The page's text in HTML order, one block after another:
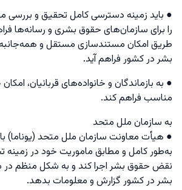
● باید زمینه دسترسی کامل تحقیق و
را برای سازمان‌های حقوق بشری و رسانه‌ها
طریق امکان مستندسازی مستقل و
بشر در کشور فراهم آید.
● به بازماندگان و خانواده‌های قربانیان،
مناسب فراهم کند.
به سازمان ملل متحد
● هیأت معاونت سازمان ملل متحد (یوناما)
به‌طور کامل و مطابق ماموریت خود در زمینه
نقض حقوق بشر اجرا کند و به شکل منظم
بشر در کشور گزارش و معلومات بدهد.